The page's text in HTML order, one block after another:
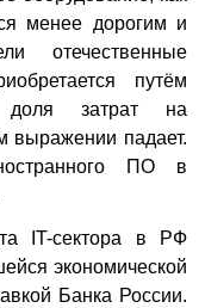
менее дорогим и
отечественные
путём
доля затрат на
выражении падает.
ПО в
IT-сектора в РФ
экономической
Банка России.